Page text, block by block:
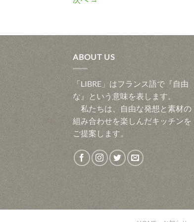
ABOUT US
「LIBRE」はフランス語で『自由
な』という意味を表します。
私たちは、自由な発想と素材の
組み合わせを楽しんだキッチンを
ご提案します。